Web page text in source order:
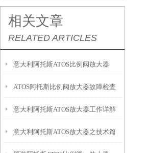
相关文章
RELATED ARTICLES
意大利阿托斯ATOS比例阀放大器
ATOS阿托斯比例阀放大器故障检查
及维护
意大利阿托斯ATOS放大器工作详解
意大利阿托斯ATOS放大器之技术篇